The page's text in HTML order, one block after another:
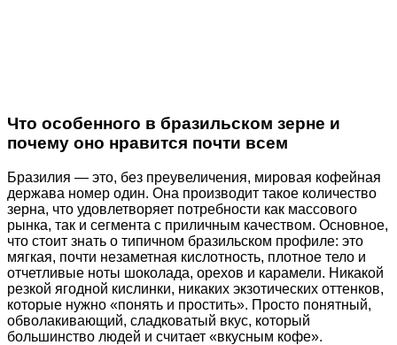
Что особенного в бразильском зерне и
почему оно нравится почти всем
Бразилия — это, без преувеличения, мировая кофейная
держава номер один. Она производит такое количество
зерна, что удовлетворяет потребности как массового
рынка, так и сегмента с приличным качеством. Основное,
что стоит знать о типичном бразильском профиле: это
мягкая, почти незаметная кислотность, плотное тело и
отчетливые ноты шоколада, орехов и карамели. Никакой
резкой ягодной кислинки, никаких экзотических оттенков,
которые нужно «понять и простить». Просто понятный,
обволакивающий, сладковатый вкус, который
большинство людей и считает «вкусным кофе».